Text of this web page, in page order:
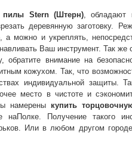
пилы Stern (Штерн), обладают
деревянную заготовку.
можно и укреплять,
Ваш инструмент. Так же
внимание на
кожухом. Так, что
индивидуальной защиты.
место в чистоте и
намерены купить
наПолке. Получение такого
Или в любом другом